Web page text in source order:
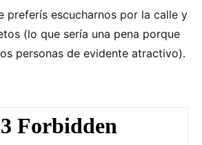
preferís escucharnos por la calle y
(lo que sería una pena porque
personas de evidente atractivo).